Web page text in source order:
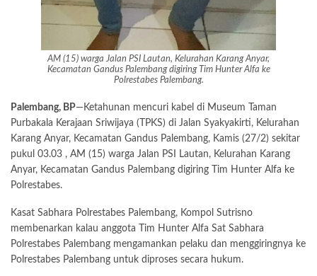
AM (15) warga Jalan PSI Lautan, Kelurahan Karang Anyar,
Kecamatan Gandus Palembang digiring Tim Hunter Alfa ke
Polrestabes Palembang.
Palembang, BP—Ketahunan mencuri kabel di Museum Taman
Purbakala Kerajaan Sriwijaya (TPKS) di Jalan Syakyakirti, Kelurahan
Karang Anyar, Kecamatan Gandus Palembang, Kamis (27/2) sekitar
pukul 03.03 , AM (15) warga Jalan PSI Lautan, Kelurahan Karang
Anyar, Kecamatan Gandus Palembang digiring Tim Hunter Alfa ke
Polrestabes.
Kasat Sabhara Polrestabes Palembang, Kompol Sutrisno
membenarkan kalau anggota Tim Hunter Alfa Sat Sabhara
Polrestabes Palembang mengamankan pelaku dan menggiringnya ke
Polrestabes Palembang untuk diproses secara hukum.